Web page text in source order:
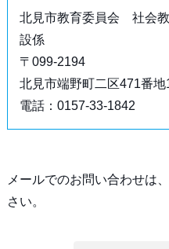
北見市教育委員会 社会
設係
〒099-2194
北見市端野町二区471番
電話：0157-33-1842
メールでのお問い合わせは
さい。